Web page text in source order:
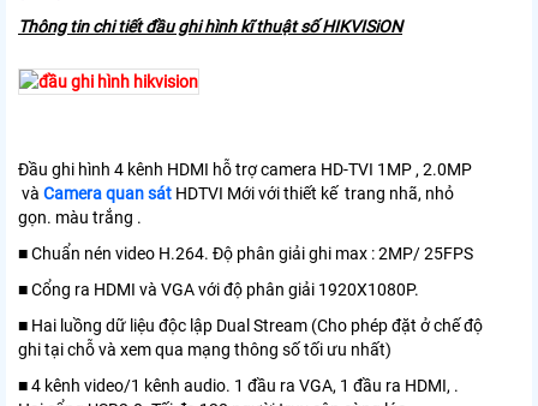
Thông tin chi tiết đầu ghi hình kĩ thuật số HIKVISiON
Đầu ghi hình 4 kênh HDMI hỗ trợ camera HD-TVI 1MP , 2.0MP
và Camera quan sát HDTVI Mới với thiết kế trang nhã, nhỏ
gọn. màu trắng .
■ Chuẩn nén video H.264. Độ phân giải ghi max : 2MP/ 25FPS
■ Cổng ra HDMI và VGA với độ phân giải 1920X1080P.
■ Hai luồng dữ liệu độc lập Dual Stream (Cho phép đặt ở chế độ
ghi tại chỗ và xem qua mạng thông số tối ưu nhất)
■ 4 kênh video/1 kênh audio. 1 đầu ra VGA, 1 đầu ra HDMI, .